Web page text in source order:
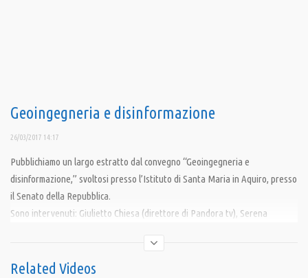
Geoingegneria e disinformazione
26/03/2017 14:17
Pubblichiamo un largo estratto dal convegno “Geoingegneria e
disinformazione,” svoltosi presso l’Istituto di Santa Maria in Aquiro, presso
il Senato della Repubblica.
Sono intervenuti: Giulietto Chiesa (direttore di Pandora tv), Serena
(fisico), Gherardo Rossi (medico), Maria Heibel (pedagogista e blogger)
Related Videos